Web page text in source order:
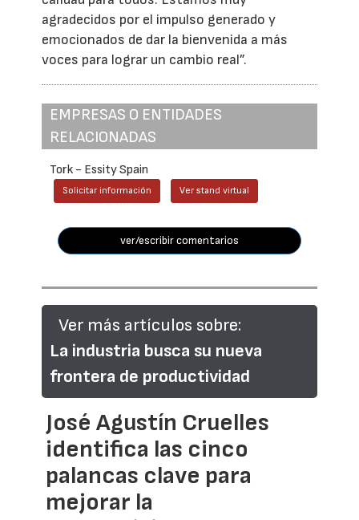
agradecidos por el impulso generado y
emocionados de dar la bienvenida a más
voces para lograr un cambio real”.
EMPRESAS O ENTIDADES
RELACIONADAS
Tork - Essity Spain
Solicitar información Ver stand virtual
ver/escribir comentarios
Ver más artículos sobre:
La industria busca su nueva
frontera de productividad
José Agustín Cruelles
identifica las cinco
palancas clave para
mejorar la